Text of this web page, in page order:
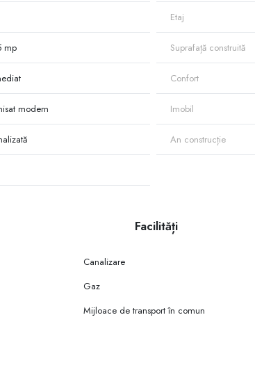
Etaj
mp Suprafață construită
Confort
modern Imobil
An construcție
Facilități
Canalizare
Gaz
Mijloace de transport în comun